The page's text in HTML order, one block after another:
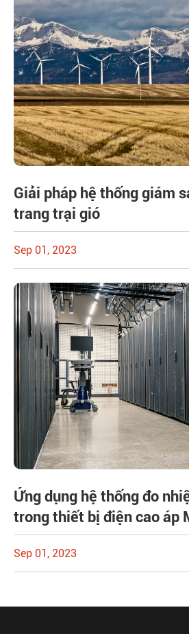
Giải pháp hệ thống giám
trang trại gió
Sep 01, 2023
Ứng dụng hệ thống đo
trong thiết bị điện cao áp
Sep 01, 2023